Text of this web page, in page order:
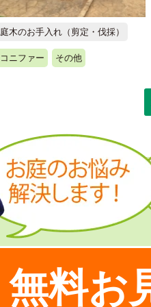
庭木のお手入れ（剪定・伐採）
コニファー その他
無料お